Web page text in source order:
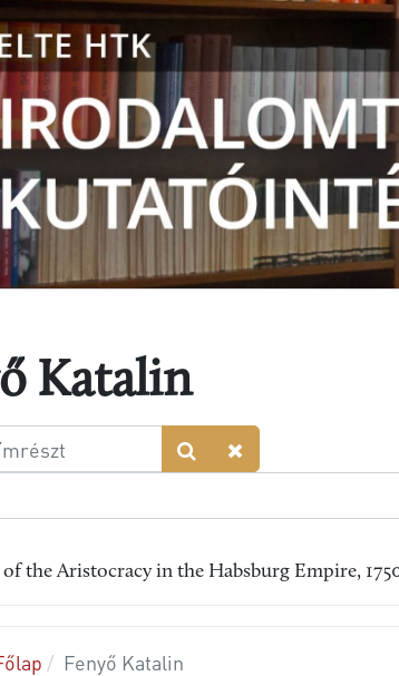
Katalin
the Aristocracy in the Habsburg Empire,
Fenyő Katalin